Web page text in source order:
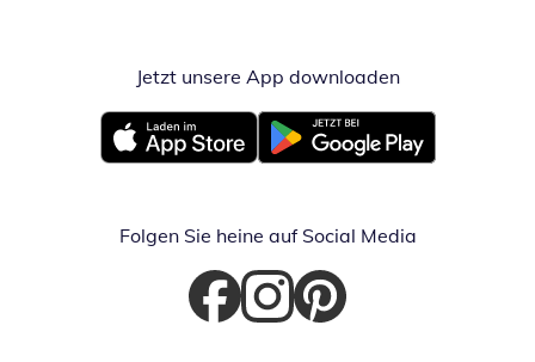
Jetzt unsere App downloadenÖffnet in
Öffnet in neuem FensterÖffnet in neuem Fenster
Folgen Sie heine auf Social Media
Öffnet in neuem Fenster
Öffnet in neuem Fenster
Öffnet in neuem Fenster